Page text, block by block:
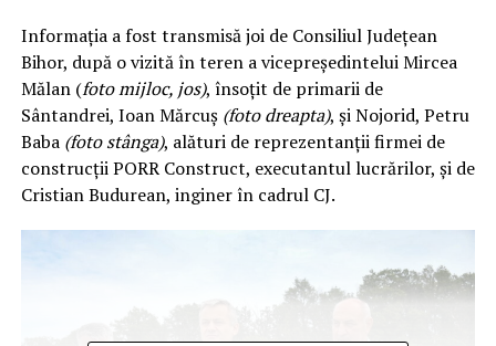
Informația a fost transmisă joi de Consiliul Județean
Bihor, după o vizită în teren a vicepreședintelui Mircea
Mălan (foto mijloc, jos), însoțit de primarii de
Sântandrei, Ioan Mărcuș (foto dreapta), și Nojorid, Petru
Baba (foto stânga), alături de reprezentanții firmei de
construcții PORR Construct, executantul lucrărilor, și de
Cristian Budurean, inginer în cadrul CJ.